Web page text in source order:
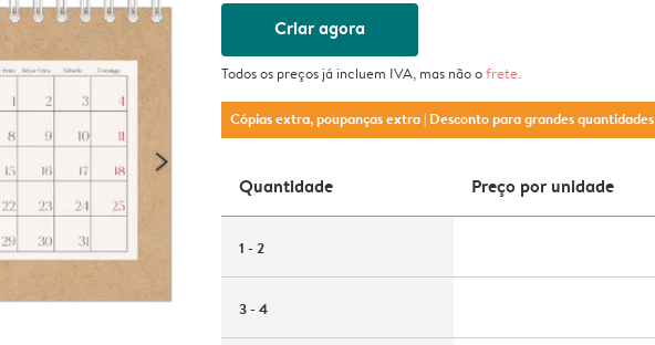
Criar agora
Todos os preços já incluem IVA, mas não ofrete.
Cópias extra, poupanças extra| Desconto para grandes quantidades
Quantidade Preço por unidade
1 - 2
3 - 4